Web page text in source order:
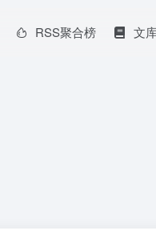
RSS聚合榜 文